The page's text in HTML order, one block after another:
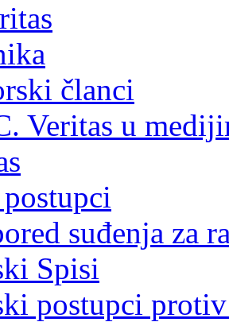
članci
Veritas u
suđenja za
Spisi
postupci